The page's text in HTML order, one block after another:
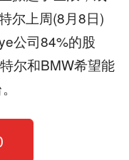
尔上周(8月8日)
公司84%的股
尔和BMW希望能